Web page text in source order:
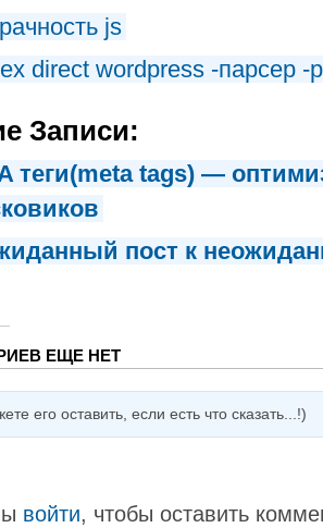
js
direct wordpress -парсер -
Записи:
теги(meta tags) —
пост к
ЕЩЕ НЕТ
его оставить, если есть что сказать...!)
войти, чтобы оставить